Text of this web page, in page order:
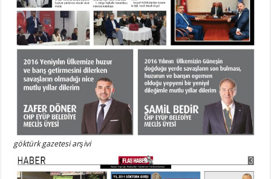
göktürk gazetesi arşivi